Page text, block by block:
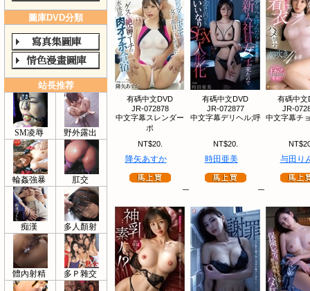
圖庫DVD分類
站長推荐
SM凌辱 野外露出
輪姦強暴 肛交
痴漢 多人顏射
體內射精 多Ｐ雜交
有碼中文DVD
JR-072878
中文字幕スレンダー
ポ
NT$20.
降矢あすか
有碼中文DVD
JR-072877
中文字幕デリヘル;呼
NT$20.
時田亜美
有碼中文
JR-
中文字幕チ
与田り